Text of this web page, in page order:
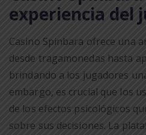
experiencia del
Casino Spinbara ofrece una
desde tragamonedas hasta
brindando a los jugadores
embargo, es crucial que los
de los efectos psicológicos
sobre sus decisiones. La